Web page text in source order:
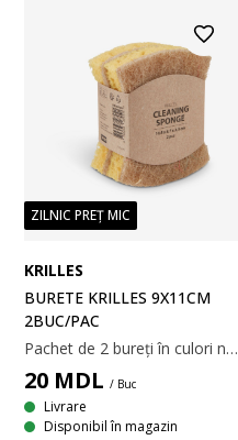
ZILNIC PREȚ MIC
KRILLES
BURETE KRILLES 9X11CM
2BUC/PAC
Pachet de 2 bureți în culori neutre. Fiecare burete are o parte pentru frecat și o parte pentru șters delicat. 9x11x5 cm
20 MDL / Buc
Livrare
Disponibil în magazin